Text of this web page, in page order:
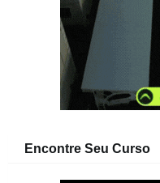
Encontre Seu Curso